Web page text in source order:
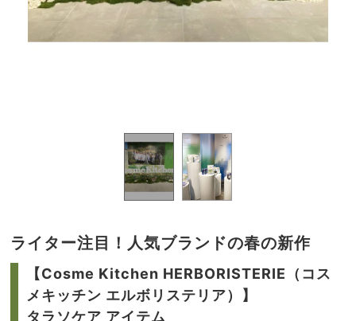
ライター注目！人気ブランドの春の新作
【Cosme Kitchen HERBORISTERIE（コス
メキッチン エルボリステリア）】
タラソケア アイテム